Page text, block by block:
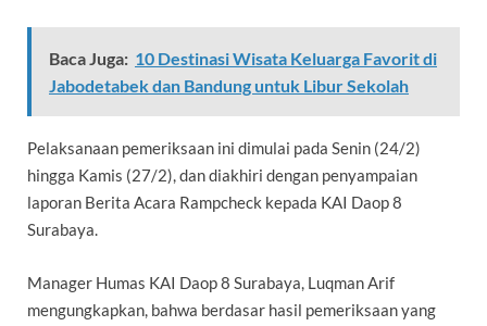
Baca Juga: 10 Destinasi Wisata Keluarga Favorit di
Jabodetabek dan Bandung untuk Libur Sekolah
Pelaksanaan pemeriksaan ini dimulai pada Senin (24/2)
hingga Kamis (27/2), dan diakhiri dengan penyampaian
laporan Berita Acara Rampcheck kepada KAI Daop 8
Surabaya.
Manager Humas KAI Daop 8 Surabaya, Luqman Arif
mengungkapkan, bahwa berdasar hasil pemeriksaan yang